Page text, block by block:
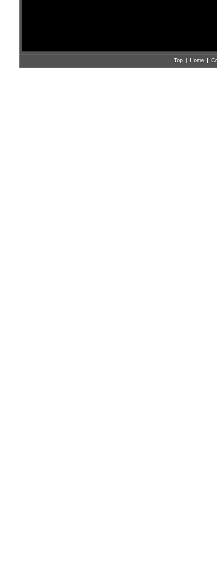
Top | Home |